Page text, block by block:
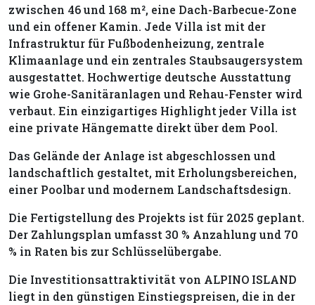
zwischen 46 und 168 m², eine Dach-Barbecue-Zone
und ein offener Kamin. Jede Villa ist mit der
Infrastruktur für Fußbodenheizung, zentrale
Klimaanlage und ein zentrales Staubsaugersystem
ausgestattet. Hochwertige deutsche Ausstattung
wie Grohe-Sanitäranlagen und Rehau-Fenster wird
verbaut. Ein einzigartiges Highlight jeder Villa ist
eine private Hängematte direkt über dem Pool.
Das Gelände der Anlage ist abgeschlossen und
landschaftlich gestaltet, mit Erholungsbereichen,
einer Poolbar und modernem Landschaftsdesign.
Die Fertigstellung des Projekts ist für 2025 geplant.
Der Zahlungsplan umfasst 30 % Anzahlung und 70
% in Raten bis zur Schlüsselübergabe.
Die Investitionsattraktivität von ALPINO ISLAND
liegt in den günstigen Einstiegspreisen, die in der